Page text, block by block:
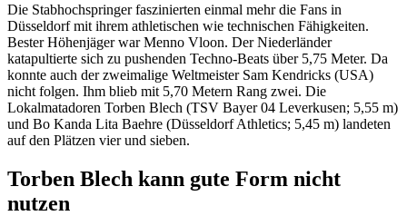
Die Stabhochspringer faszinierten einmal mehr die Fans in
Düsseldorf mit ihrem athletischen wie technischen Fähigkeiten.
Bester Höhenjäger war Menno Vloon. Der Niederländer
katapultierte sich zu pushenden Techno-Beats über 5,75 Meter. Da
konnte auch der zweimalige Weltmeister Sam Kendricks (USA)
nicht folgen. Ihm blieb mit 5,70 Metern Rang zwei. Die
Lokalmatadoren Torben Blech (TSV Bayer 04 Leverkusen; 5,55 m)
und Bo Kanda Lita Baehre (Düsseldorf Athletics; 5,45 m) landeten
auf den Plätzen vier und sieben.
Torben Blech kann gute Form nicht
nutzen